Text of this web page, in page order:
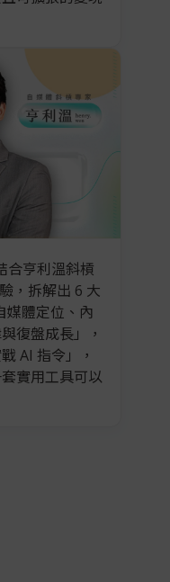
合亨利溫斜槓
，拆解出 6 大
媒體定位、內
復盤成長」，
AI 指令」，
實用工具可以